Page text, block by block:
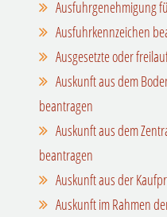
Ausfuhrgenehmigung
Ausfuhrkennzeichen
Ausgesetzte oder
Auskunft aus dem
beantragen
Auskunft aus dem
beantragen
Auskunft aus der
Auskunft im Rahmen